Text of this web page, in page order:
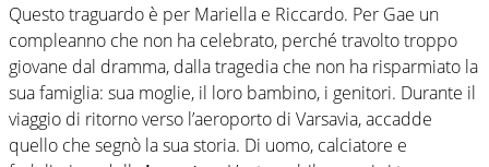
Questo traguardo è per Mariella e Riccardo. Per Gae un
compleanno che non ha celebrato, perché travolto troppo
giovane dal dramma, dalla tragedia che non ha risparmiato la
sua famiglia: sua moglie, il loro bambino, i genitori. Durante il
viaggio di ritorno verso l’aeroporto di Varsavia, accadde
quello che segnò la sua storia. Di uomo, calciatore e